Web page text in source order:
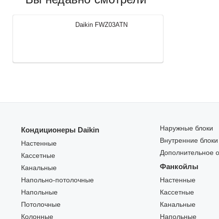
Daikin FWZ03ATN
Кондиционеры Daikin
Настенные
Кассетные
Канальные
Напольно-потолочные
Напольные
Потолочные
Колонные
Наружные блоки
Внутренние блоки
Дополнительное
Фанкойлы
Настенные
Кассетные
Канальные
Напольные